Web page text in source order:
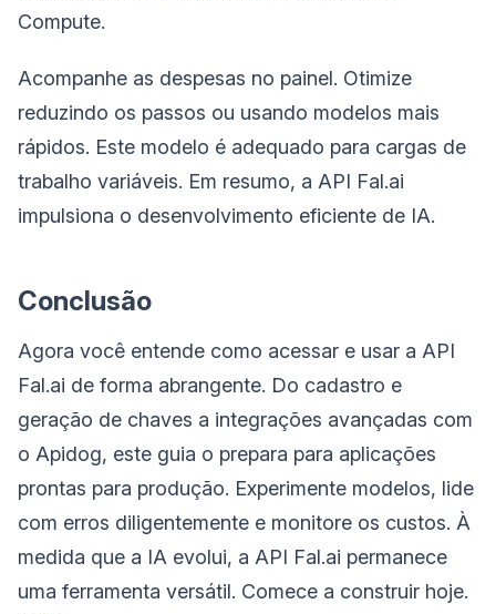
Compute.
Acompanhe as despesas no painel. Otimize
reduzindo os passos ou usando modelos mais
rápidos. Este modelo é adequado para cargas de
trabalho variáveis. Em resumo, a API Fal.ai
impulsiona o desenvolvimento eficiente de IA.
Conclusão
Agora você entende como acessar e usar a API
Fal.ai de forma abrangente. Do cadastro e
geração de chaves a integrações avançadas com
o Apidog, este guia o prepara para aplicações
prontas para produção. Experimente modelos, lide
com erros diligentemente e monitore os custos. À
medida que a IA evolui, a API Fal.ai permanece
uma ferramenta versátil. Comece a construir hoje.